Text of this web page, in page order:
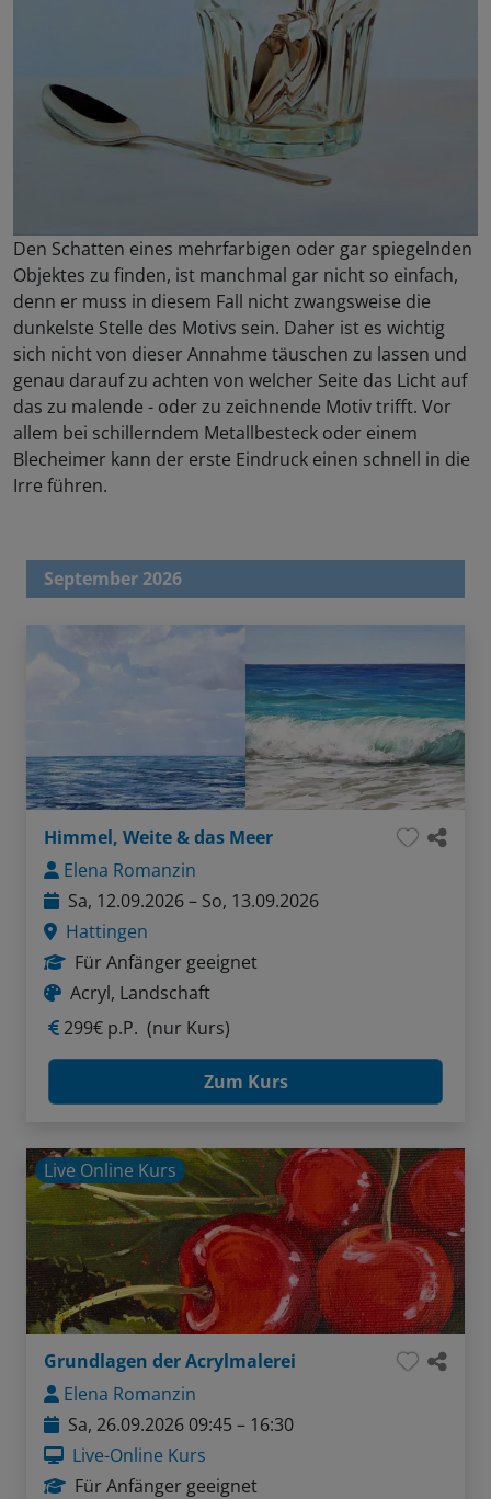
Den Schatten eines mehrfarbigen oder gar spiegelnden
Objektes zu finden, ist manchmal gar nicht so einfach,
denn er muss in diesem Fall nicht zwangsweise die
dunkelste Stelle des Motivs sein. Daher ist es wichtig
sich nicht von dieser Annahme täuschen zu lassen und
genau darauf zu achten von welcher Seite das Licht auf
das zu malende - oder zu zeichnende Motiv trifft. Vor
allem bei schillerndem Metallbesteck oder einem
Blecheimer kann der erste Eindruck einen schnell in die
Irre führen.
September 2026
Himmel, Weite & das Meer
Elena Romanzin
Sa, 12.09.2026 – So, 13.09.2026
Hattingen
Für Anfänger geeignet
Acryl, Landschaft
299€ p.P. (nur Kurs)
Zum Kurs
Live Online Kurs
Grundlagen der Acrylmalerei
Elena Romanzin
Sa, 26.09.2026 09:45 – 16:30
Live-Online Kurs
Für Anfänger geeignet